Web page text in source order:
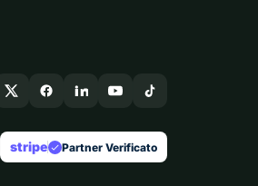
stripe check Partner Verificato